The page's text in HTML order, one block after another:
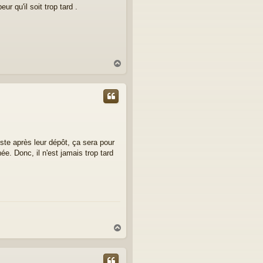
qu'il soit trop tard .
u
après leur dépôt, ça sera pour
Donc, il n'est jamais trop tard
a